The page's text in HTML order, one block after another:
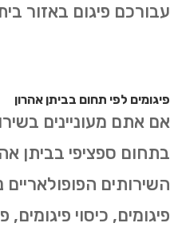
עבורכם פיגום באזור
פיגומים לפי תחום בביתן אהרון
אם אתם מעוניינים
בתחום ספציפי בביתן
השירותים
פיגומים, כיסוי פיגומים,